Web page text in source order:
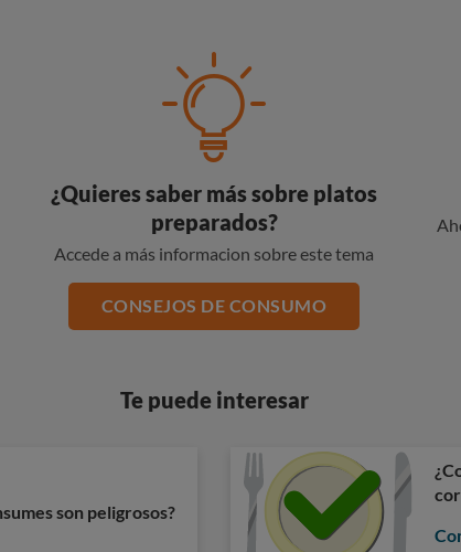
¿Quieres saber más sobre platos
preparados?
Accede a más informacion sobre este tema
CONSEJOS DE CONSUMO
Te puede interesar
son peligrosos?